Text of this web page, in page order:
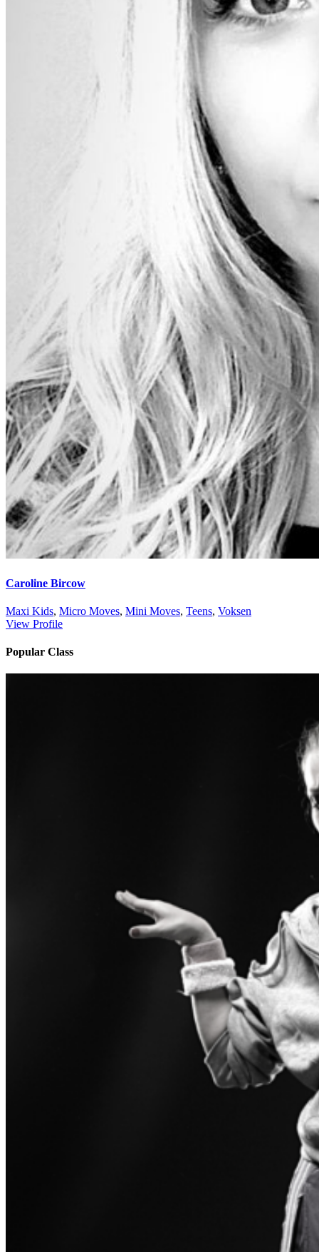
Caroline Bircow
Maxi Kids, Micro Moves, Mini Moves, Teens, Voksen
View Profile
Popular Class